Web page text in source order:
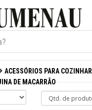
ACESSÓRIOS PARA COZINHAR
DE MACARRÃO